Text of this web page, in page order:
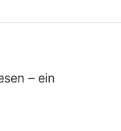
– ein